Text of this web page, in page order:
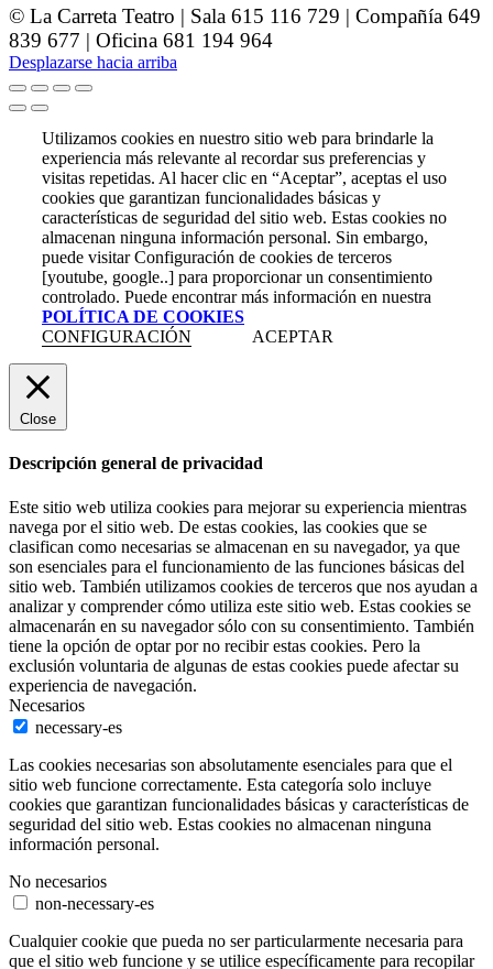
© La Carreta Teatro | Sala 615 116 729 | Compañía 649
839 677 | Oficina 681 194 964
Desplazarse hacia arriba
Utilizamos cookies en nuestro sitio web para brindarle la
experiencia más relevante al recordar sus preferencias y
visitas repetidas. Al hacer clic en “Aceptar”, aceptas el uso
cookies que garantizan funcionalidades básicas y
características de seguridad del sitio web. Estas cookies no
almacenan ninguna información personal. Sin embargo,
puede visitar Configuración de cookies de terceros
[youtube, google..] para proporcionar un consentimiento
controlado. Puede encontrar más información en nuestra
POLÍTICA DE COOKIES
CONFIGURACIÓN
ACEPTAR
Close
Descripción general de privacidad
Este sitio web utiliza cookies para mejorar su experiencia mientras
navega por el sitio web. De estas cookies, las cookies que se
clasifican como necesarias se almacenan en su navegador, ya que
son esenciales para el funcionamiento de las funciones básicas del
sitio web. También utilizamos cookies de terceros que nos ayudan a
analizar y comprender cómo utiliza este sitio web. Estas cookies se
almacenarán en su navegador sólo con su consentimiento. También
tiene la opción de optar por no recibir estas cookies. Pero la
exclusión voluntaria de algunas de estas cookies puede afectar su
experiencia de navegación.
Necesarios
necessary-es
Las cookies necesarias son absolutamente esenciales para que el
sitio web funcione correctamente. Esta categoría solo incluye
cookies que garantizan funcionalidades básicas y características de
seguridad del sitio web. Estas cookies no almacenan ninguna
información personal.
No necesarios
non-necessary-es
Cualquier cookie que pueda no ser particularmente necesaria para
que el sitio web funcione y se utilice específicamente para recopilar